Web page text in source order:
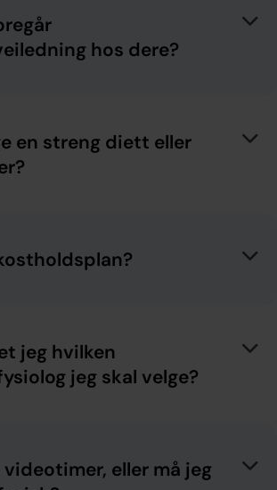
hos dere?
en streng diett eller
jeg hvilken
jeg skal velge?
eller må jeg